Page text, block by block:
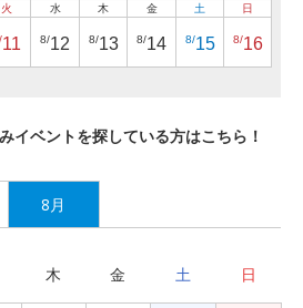
火
11
水
8/12
木
8/13
金
8/14
土
8/15
日
8/16
イベントを探している方はこちら！
8月
木 金 土 日